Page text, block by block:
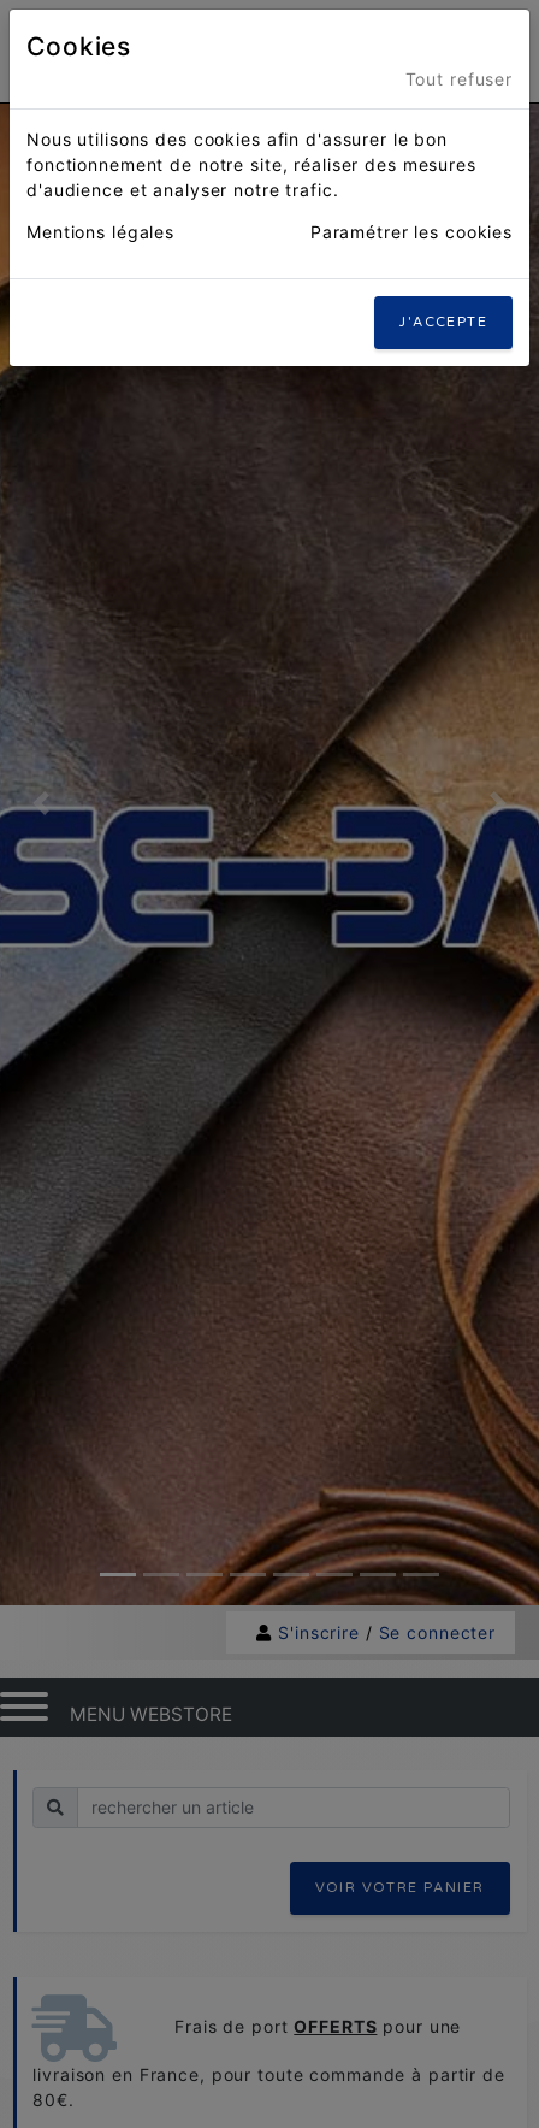
Previous Next
S'inscrire / Se connecter
MENU WEBSTORE
Recherche
VOIR VOTRE PANIER
Frais de portOFFERTS pour une
livraison en France, pour toute commande à partir de
80€.
Cookies
Tout refuser
Nous utilisons des cookies afin d'assurer le bon
fonctionnement de notre site, réaliser des mesures
d'audience et analyser notre trafic.
Mentions légales Paramétrer les cookies
J'ACCEPTE